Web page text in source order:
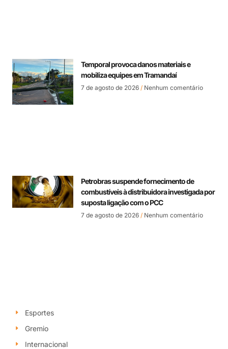
Temporal provoca danos materiais e
mobiliza equipes em Tramandaí
7 de agosto de 2026 Nenhum comentário
Petrobras suspende fornecimento de
combustíveis à distribuidora investigada por
suposta ligação com o PCC
7 de agosto de 2026 Nenhum comentário
Esportes
Gremio
Internacional